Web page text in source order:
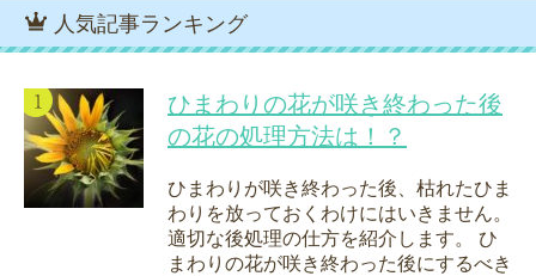
人気記事ランキング
ひまわりの花が咲き終わった後
の花の処理方法は！？
ひまわりが咲き終わった後、枯れたひま
わりを放っておくわけにはいきません。
適切な後処理の仕方を紹介します。 ひ
まわりの花が咲き終わった後にするべき